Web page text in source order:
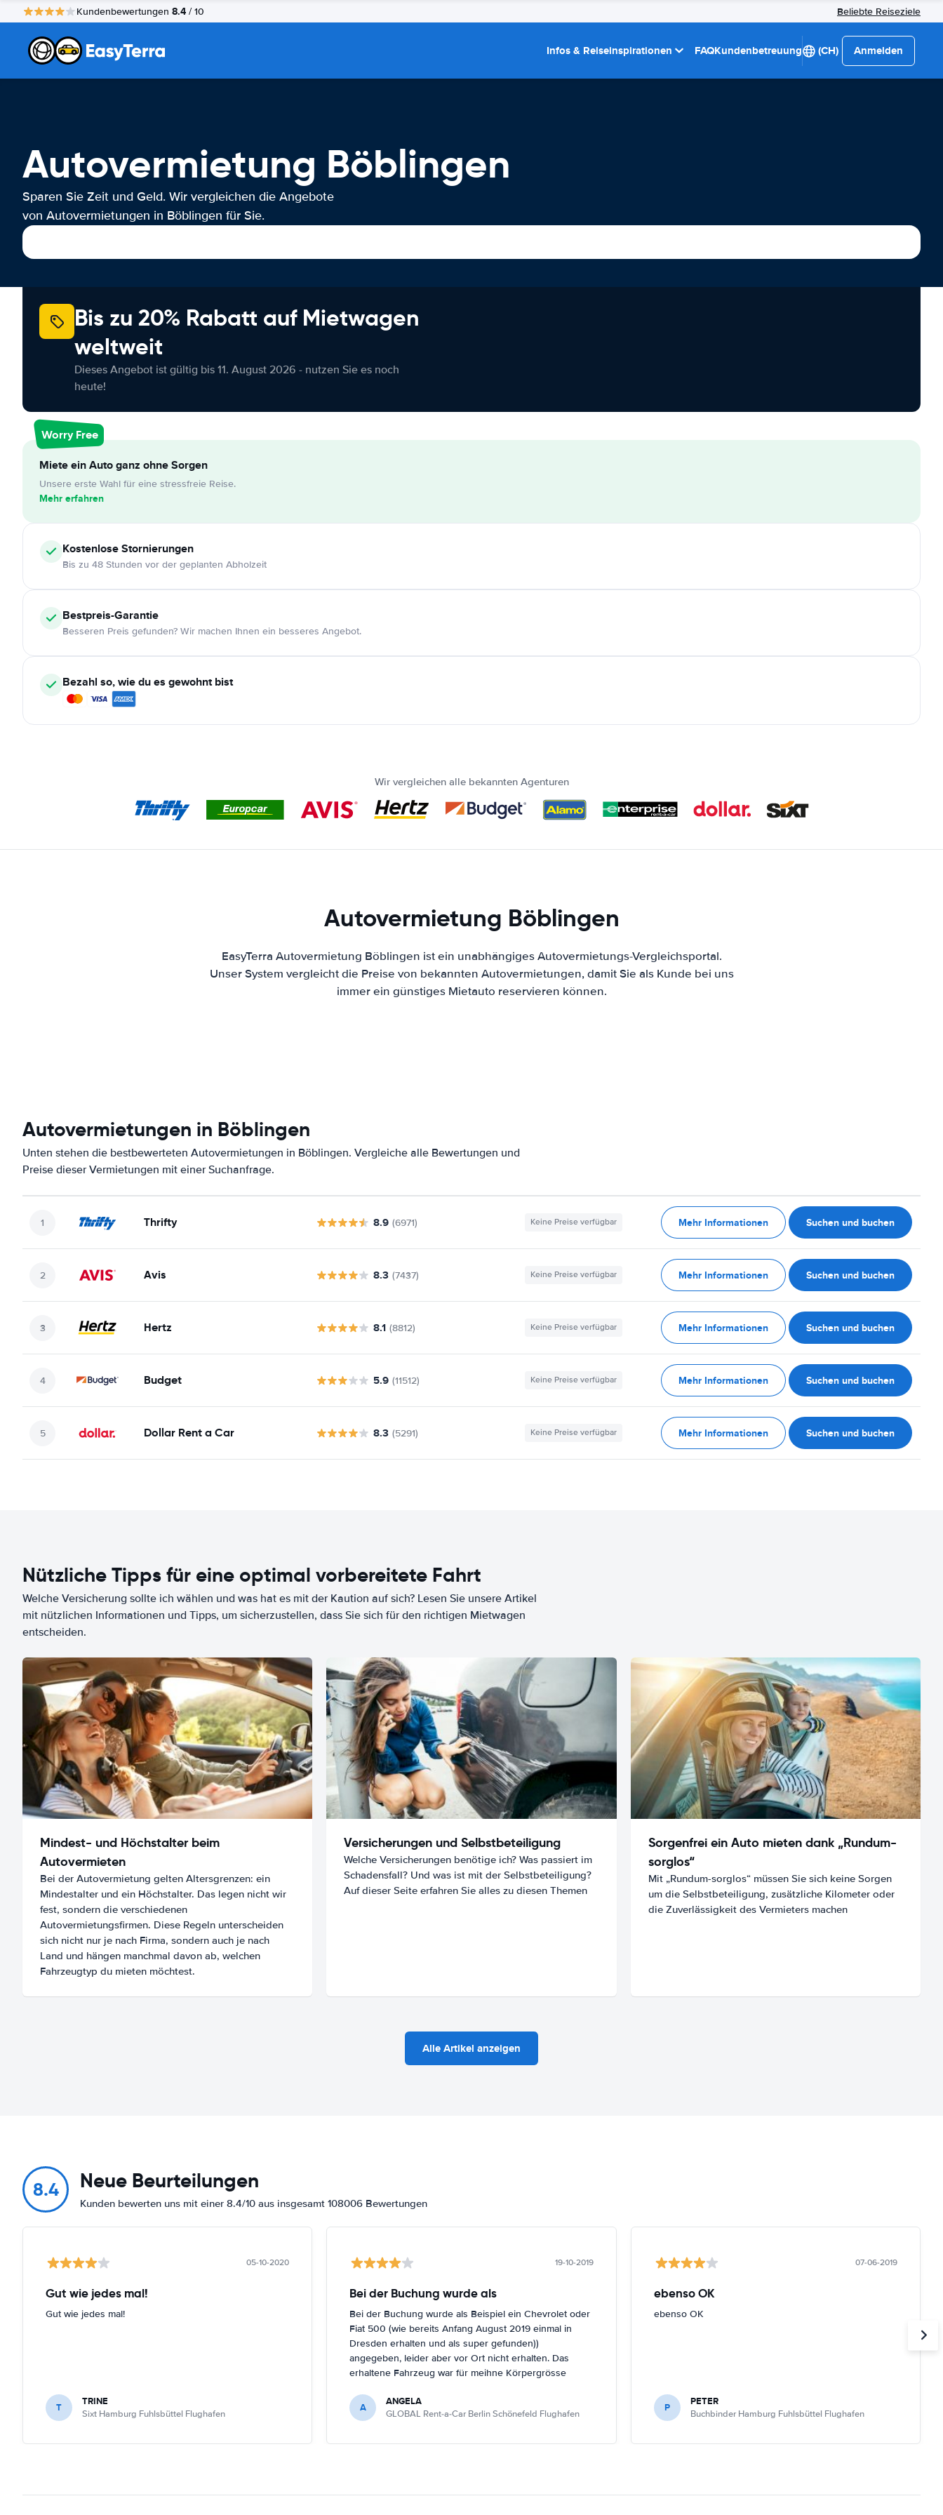
Kundenbewertungen 8.4 / 10 Beliebte Reiseziele
Infos & Reiseinspirationen FAQKundenbetreuung (CH) Anmelden
Autovermietung Böblingen
Sparen Sie Zeit und Geld. Wir vergleichen die Angebote
von Autovermietungen in Böblingen für Sie.
Bis zu 20% Rabatt auf Mietwagen
weltweit
Dieses Angebot ist gültig bis 11. August 2026 - nutzen Sie es noch
heute!
Worry Free
Miete ein Auto ganz ohne Sorgen
Unsere erste Wahl für eine stressfreie Reise.
Mehr erfahren
KostenloseStornierungen
Bis zu 48 Stunden vor der geplanten Abholzeit
Bestpreis-Garantie
Besseren Preis gefunden? Wir machen Ihnen ein besseres Angebot.
Bezahl so, wie du es gewohnt bist
Wir vergleichen alle bekannten Agenturen
Autovermietung Böblingen
EasyTerra Autovermietung Böblingen ist ein unabhängiges Autovermietungs-Vergleichsportal.
Unser System vergleicht die Preise von bekannten Autovermietungen, damit Sie als Kunde bei uns
immer ein günstiges Mietauto reservieren können.
Autovermietungen in Böblingen
Unten stehen die bestbewerteten Autovermietungen in Böblingen. Vergleiche alle Bewertungen und
Preise dieser Vermietungen mit einer Suchanfrage.
Thrifty 8.9 (6971) Keine Preise verfügbar Mehr Informationen Suchen und buchen
Avis 8.3 (7437) Keine Preise verfügbar Mehr Informationen Suchen und buchen
Hertz 8.1 (8812) Keine Preise verfügbar Mehr Informationen Suchen und buchen
Budget 5.9 (11512) Keine Preise verfügbar Mehr Informationen Suchen und buchen
Dollar Rent a Car 8.3 (5291) Keine Preise verfügbar Mehr Informationen Suchen und buchen
Nützliche Tipps für eine optimal vorbereitete Fahrt
Welche Versicherung sollte ich wählen und was hat es mit der Kaution auf sich? Lesen Sie unsere Artikel
mit nützlichen Informationen und Tipps, um sicherzustellen, dass Sie sich für den richtigen Mietwagen
entscheiden.
Mindest- und Höchstalter beim
Autovermieten
Bei der Autovermietung gelten Altersgrenzen: ein
Mindestalter und ein Höchstalter. Das legen nicht wir
fest, sondern die verschiedenen
Autovermietungsfirmen. Diese Regeln unterscheiden
sich nicht nur je nach Firma, sondern auch je nach
Land und hängen manchmal davon ab, welchen
Fahrzeugtyp du mieten möchtest.
Versicherungen und Selbstbeteiligung
Welche Versicherungen benötige ich? Was passiert im
Schadensfall? Und was ist mit der Selbstbeteiligung?
Auf dieser Seite erfahren Sie alles zu diesen Themen
Sorgenfrei ein Auto mieten dank „Rundum-
sorglos“
Mit „Rundum-sorglos“ müssen Sie sich keine Sorgen
um die Selbstbeteiligung, zusätzliche Kilometer oder
die Zuverlässigkeit des Vermieters machen
Alle Artikel anzeigen
8.4 Neue Beurteilungen
Kunden bewerten uns mit einer 8.4/10 aus insgesamt 108006 Bewertungen
05-10-2020
Gut wie jedes mal!
Gut wie jedes mal!
T TRINE
Sixt Hamburg Fuhlsbüttel Flughafen
19-10-2019
Bei der Buchung wurde als
Bei der Buchung wurde als Beispiel ein Chevrolet oder
Fiat 500 (wie bereits Anfang August 2019 einmal in
Dresden erhalten und als super gefunden))
angegeben, leider aber vor Ort nicht erhalten. Das
erhaltene Fahrzeug war für meihne Körpergrösse
Schönefeld kein anderes Fahrzeug bekommen.
A ANGELA
GLOBAL Rent-a-Car Berlin Schönefeld Flughafen
07-06-2019
ebenso OK
ebenso OK
P PETER
Buchbinder Hamburg Fuhlsbüttel Flughafen